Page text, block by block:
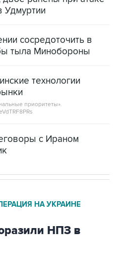
Удмуртии
сосредоточить в
тыла Минобороны
технологии
приоритеты».
с Ираном
НА УКРАИНЕ
НПЗ в